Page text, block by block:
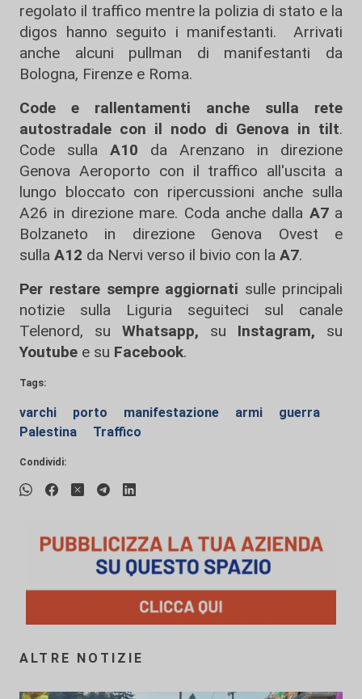
regolato il traffico mentre la polizia di stato e la
digos hanno seguito i manifestanti. Arrivati
anche alcuni pullman di manifestanti da
Bologna, Firenze e Roma.
Code e rallentamenti anche sulla rete
autostradale con il nodo di Genova in tilt.
Code sulla A10 da Arenzano in direzione
Genova Aeroporto con il traffico all'uscita a
lungo bloccato con ripercussioni anche sulla
A26 in direzione mare. Coda anche dalla A7a
Bolzaneto in direzione Genova Ovest e
sulla A12 da Nervi verso il bivio con la A7.
Per restare sempre aggiornati sulle principali
notizie sulla Liguria seguiteci sul canale
Telenord, su
Whatsapp, su Instagram, su
Youtube e su Facebook.
Tags:
varchi porto manifestazione armi
guerra
Palestina
Traffico
Condividi:
ALTRE NOTIZIE